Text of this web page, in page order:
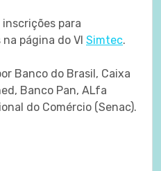
para
página do VI Simtec.
Banco do Brasil, Caixa
Banco Pan, ALfa
do Comércio (Senac).